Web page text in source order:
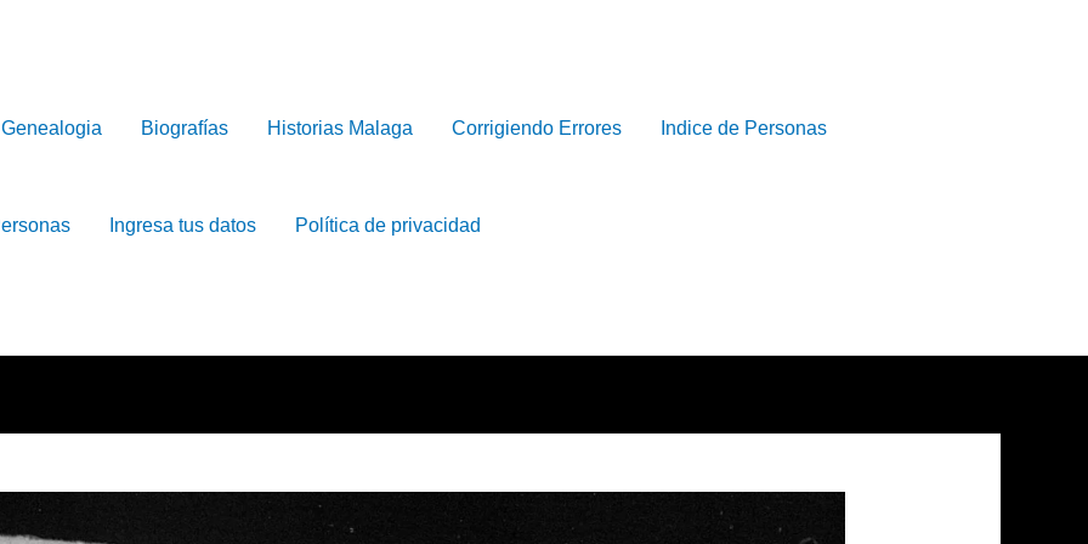
Genealogia Biografías Historias Malaga Corrigiendo Errores Indice de Personas
Ingresa tus datos Política de privacidad